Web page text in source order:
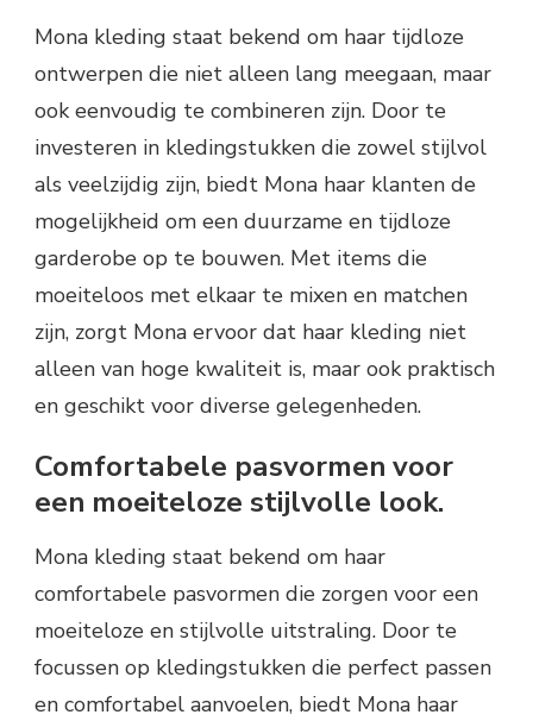
Mona kleding staat bekend om haar tijdloze
ontwerpen die niet alleen lang meegaan, maar
ook eenvoudig te combineren zijn. Door te
investeren in kledingstukken die zowel stijlvol
als veelzijdig zijn, biedt Mona haar klanten de
mogelijkheid om een duurzame en tijdloze
garderobe op te bouwen. Met items die
moeiteloos met elkaar te mixen en matchen
zijn, zorgt Mona ervoor dat haar kleding niet
alleen van hoge kwaliteit is, maar ook praktisch
en geschikt voor diverse gelegenheden.
Comfortabele pasvormen voor
een moeiteloze stijlvolle look.
Mona kleding staat bekend om haar
comfortabele pasvormen die zorgen voor een
moeiteloze en stijlvolle uitstraling. Door te
focussen op kledingstukken die perfect passen
en comfortabel aanvoelen, biedt Mona haar